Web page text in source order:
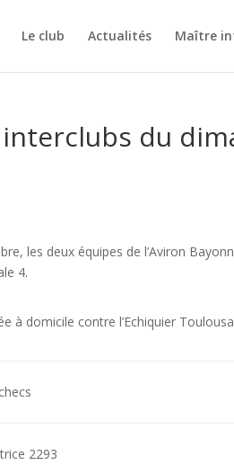
Le club Actualités Maître
du
les deux équipes de l’Aviron
4.
à domicile contre l’Echiquier
2293